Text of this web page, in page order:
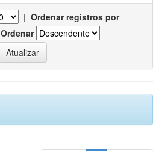
| Ordenar registros por
Ordenar